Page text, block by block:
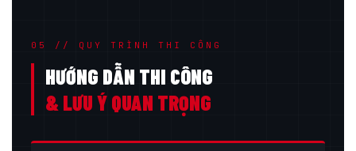
05 // QUY TRÌNH THI CÔNG
HƯỚNG DẪN THI CÔNG
& LƯU Ý QUAN TRỌNG